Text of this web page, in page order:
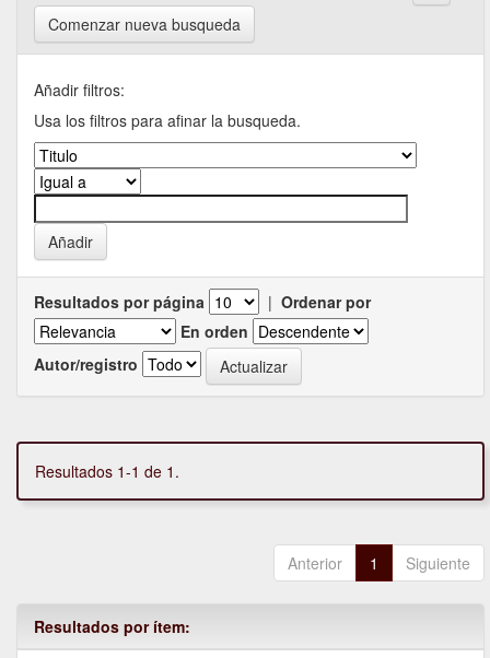
Comenzar nueva busqueda
Añadir filtros:
Usa los filtros para afinar la busqueda.
Resultados por página | Ordenar por
En orden
Autor/registro
Resultados 1-1 de 1.
Anterior 1 Siguiente
Resultados por ítem: